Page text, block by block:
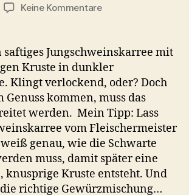
Keine Kommentarezu
Kruste
–
Knuspriges
Sonntagsgericht
aus
Kärnten
saftiges Jungschweinskarree mit
Kruste in dunkler
Klingt verlockend, oder? Doch
kommen, muss das
werden. Mein Tipp: Lass
vom Fleischermeister
genau, wie die Schwarte
muss, damit später eine
knusprige Kruste entsteht. Und
richtige Gewürzmischung…